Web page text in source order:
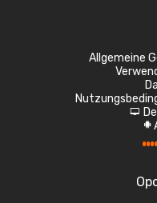
Allgemeine
d
A